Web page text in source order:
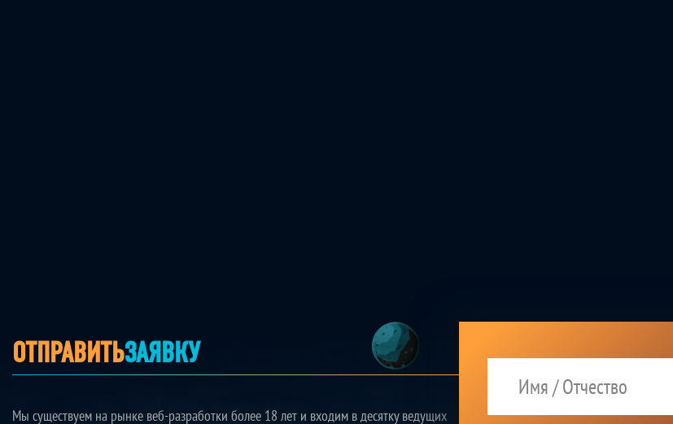
ОТПРАВИТЬЗАЯВКУ
Мы существуем на рынке веб-разработки более 18 лет и входим в десятку ведущих